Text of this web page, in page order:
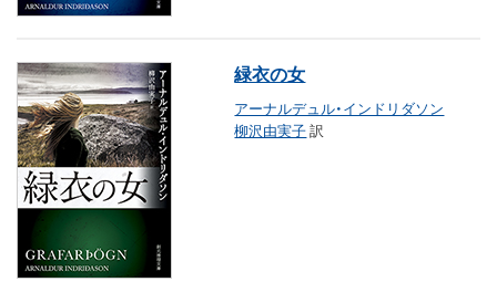
緑衣の女
アーナルデュル・インドリダソン
柳沢由実子訳